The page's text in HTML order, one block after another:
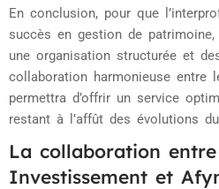
En conclusion, pour que
succès en gestion de
une organisation structurée et
collaboration harmonieuse entre
permettra d’offrir un service
restant à l’affût des évolutions
La collaboration
Investissement et